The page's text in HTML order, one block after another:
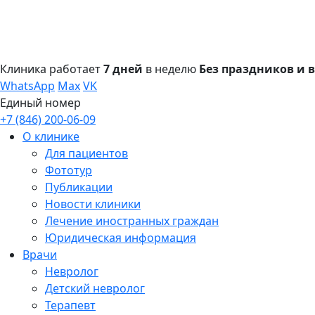
Клиника работает7 дней в неделю Без праздников и
WhatsApp MaxVK
Единый номер
+7 (846) 200-06-09
О клинике
Для пациентов
Фототур
Публикации
Новости клиники
Лечение иностранных граждан
Юридическая информация
Врачи
Невролог
Детский невролог
Терапевт